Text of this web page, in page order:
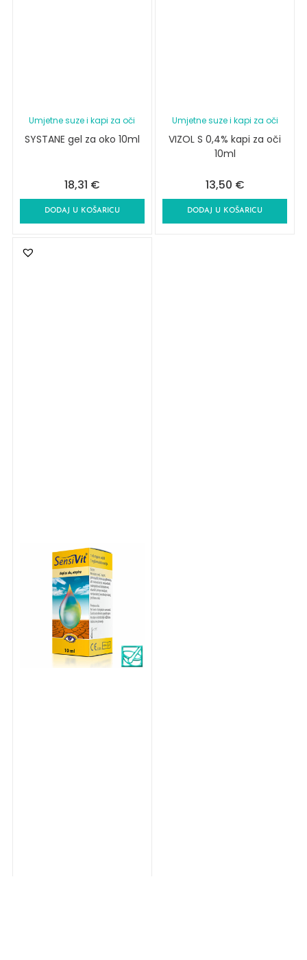
Umjetne suze i kapi za oči
SYSTANE gel za oko 10ml
18,31 €
DODAJ U KOŠARICU
Umjetne suze i kapi za oči
VIZOL S 0,4% kapi za oči
10ml
13,50 €
DODAJ U KOŠARICU